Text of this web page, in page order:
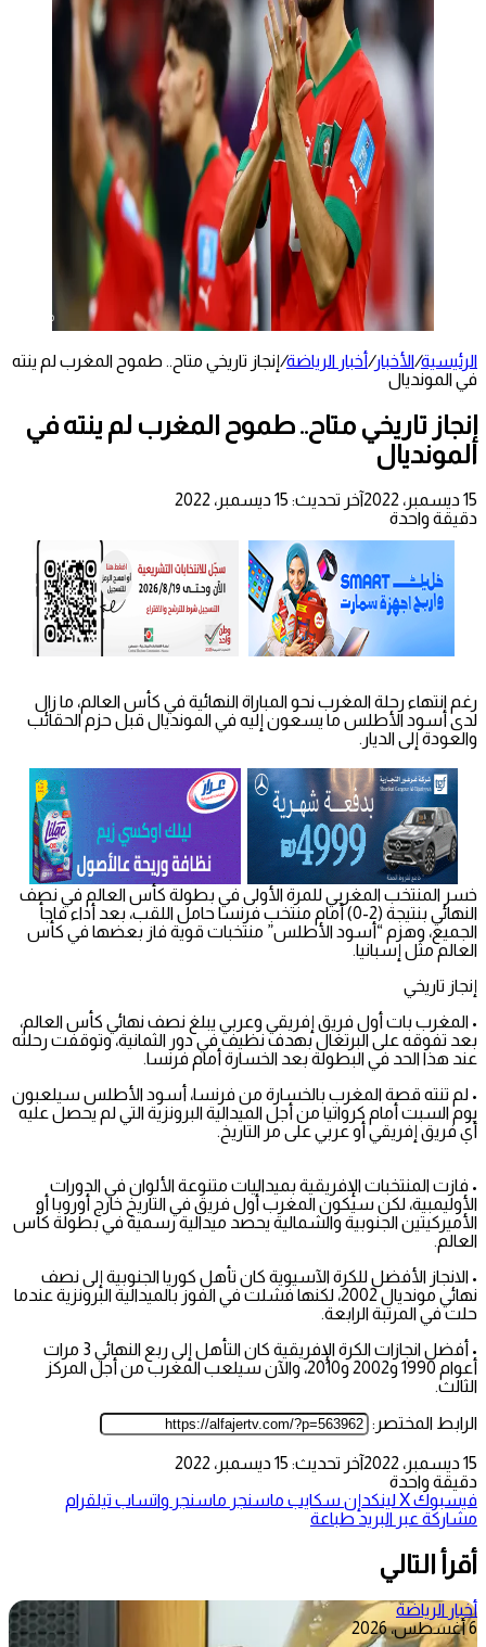
الرئيسية/الأخبار/أخبار الرياضة/إنجاز تاريخي متاح.. طموح المغرب لم ينته
في المونديال
إنجاز تاريخي متاح.. طموح المغرب لم ينته في
المونديال
15 ديسمبر، 2022
آخر تحديث: 15 ديسمبر، 2022
دقيقة واحدة
رغم انتهاء رحلة المغرب نحو المباراة النهائية في كأس العالم، ما زال
لدى أسود الأطلس ما يسعون إليه في المونديال قبل حزم الحقائب
والعودة إلى الديار.
خسر المنتخب المغربي للمرة الأولى في بطولة كأس العالم في نصف
النهائي بنتيجة (2-0) أمام منتخب فرنسا حامل اللقب، بعد أداء فاجأ
الجميع، وهزم “أسود الأطلس” منتخبات قوية فاز بعضها في كأس
العالم مثل إسبانيا.
إنجاز تاريخي
• المغرب بات أول فريق إفريقي وعربي يبلغ نصف نهائي كأس العالم،
بعد تفوقه على البرتغال بهدف نظيف في دور الثمانية، وتوقفت رحلته
عند هذا الحد في البطولة بعد الخسارة أمام فرنسا.
• لم تنته قصة المغرب بالخسارة من فرنسا، أسود الأطلس سيلعبون
يوم السبت أمام كرواتيا من أجل الميدالية البرونزية التي لم يحصل عليه
أي فريق إفريقي أو عربي على مر التاريخ.
• فازت المنتخبات الإفريقية بميداليات متنوعة الألوان في الدورات
الأوليمبية، لكن سيكون المغرب أول فريق في التاريخ خارج أوروبا أو
الأميركيتين الجنوبية والشمالية يحصد ميدالية رسمية في بطولة كأس
العالم.
• الانجاز الأفضل للكرة الآسيوية كان تأهل كوريا الجنوبية إلى نصف
نهائي مونديال 2002، لكنها فشلت في الفوز بالميدالية البرونزية عندما
حلت في المرتبة الرابعة.
• أفضل انجازات الكرة الإفريقية كان التأهل إلى ربع النهائي 3 مرات
أعوام 1990 و2002 و2010، والآن سيلعب المغرب من أجل المركز
الثالث.
الرابط المختصر:
15 ديسمبر، 2022
آخر تحديث: 15 ديسمبر، 2022
دقيقة واحدة
فيسبوك‫Xلينكدإن سكايب ماسنجر ماسنجر واتساب تيلقرام
مشاركة عبر البريد طباعة
أقرأ التالي
أخبار الرياضة
6 أغسطس، 2026